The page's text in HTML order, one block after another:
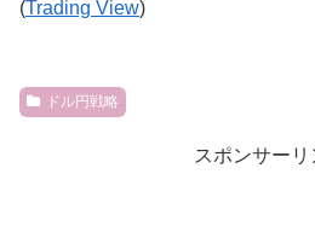
(Trading View)
ドル円戦略
スポンサーリ